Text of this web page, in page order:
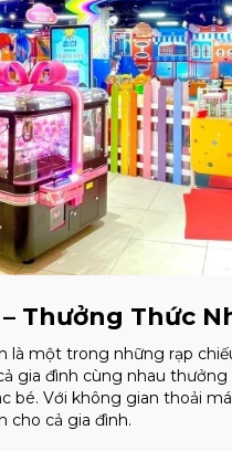
– Thưởng Thức
là một trong những rạp
gia đình cùng nhau
bé. Với không gian thoải
cho cả gia đình.